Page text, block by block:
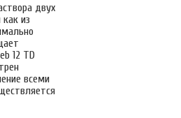
двух
из
12 TD
всеми